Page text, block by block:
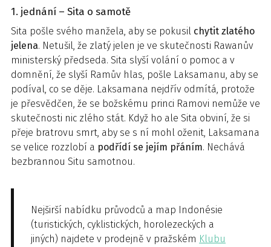
1. jednání – Sita o samotě
Sita pošle svého manžela, aby se pokusil chytit zlatého
jelena. Netušil, že zlatý jelen je ve skutečnosti Rawanův
ministerský předseda. Sita slyší volání o pomoc a v
domnění, že slyší Ramův hlas, pošle Laksamanu, aby se
podíval, co se děje. Laksamana nejdřív odmítá, protože
je přesvědčen, že se božskému princi Ramovi nemůže ve
skutečnosti nic zlého stát. Když ho ale Sita obviní, že si
přeje bratrovu smrt, aby se s ní mohl oženit, Laksamana
se velice rozzlobí a podřídí se jejím přáním. Nechává
bezbrannou Situ samotnou.
Nejširší nabídku průvodců a map Indonésie
(turistických, cyklistických, horolezeckých a
jiných) najdete v prodejně v pražském Klubu